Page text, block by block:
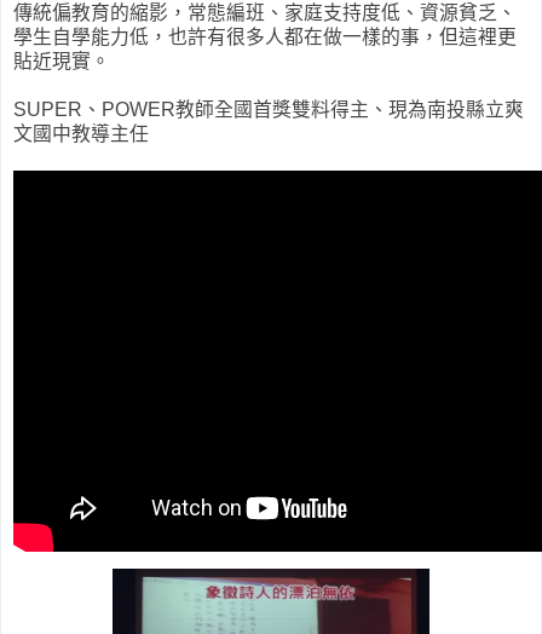
傳統偏教育的縮影，常態編班、家庭支持度低、資源貧乏、
學生自學能力低，也許有­很多人都在做一樣的事，但這裡更
貼近現實。
SUPER、POWER教師全國首獎雙料得主、現為南投縣立爽
文國中教導主任